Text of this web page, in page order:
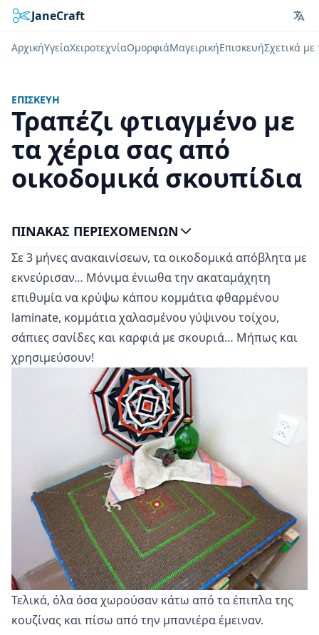
JaneCraft
ΑρχικήΥγείαΧειροτεχνίαΟμορφιάΜαγειρικήΕπισκευήΣχετικά
ΕΠΙΣΚΕΥΉ
Τραπέζι φτιαγμένο με
τα χέρια σας από
οικοδομικά σκουπίδια
Σε 3 μήνες ανακαινίσεων, τα οικοδομικά απόβλητα με
εκνεύρισαν… Μόνιμα ένιωθα την ακαταμάχητη
επιθυμία να κρύψω κάπου κομμάτια φθαρμένου
laminate, κομμάτια χαλασμένου γύψινου τοίχου,
σάπιες σανίδες και καρφιά με σκουριά… Μήπως και
χρησιμεύσουν!
Τελικά, όλα όσα χωρούσαν κάτω από τα έπιπλα της
κουζίνας και πίσω από την μπανιέρα έμειναν.
ΠΊΝΑΚΑΣ ΠΕΡΙΕΧΟΜΈΝΩΝ